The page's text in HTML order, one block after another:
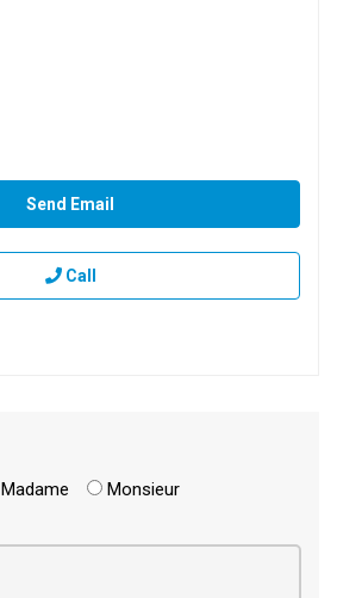
Send Email
Call
Madame
Monsieur